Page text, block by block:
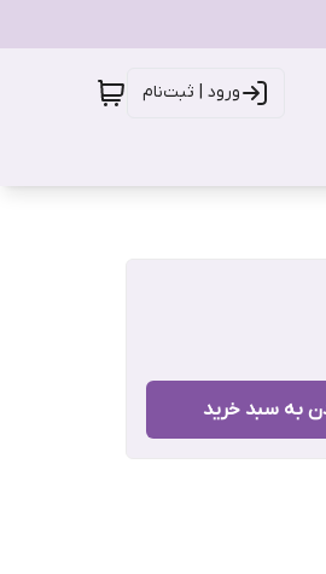
ورود | ثبت‌نام
به سبد خرید